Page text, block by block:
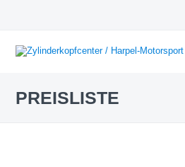
PREISLISTE